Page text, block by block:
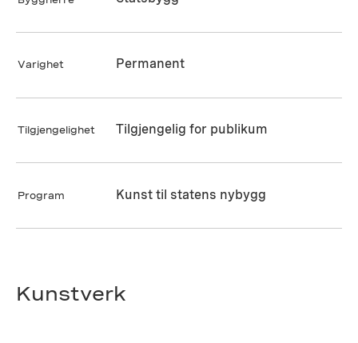
Varighet Permanent
Tilgjengelighet Tilgjengelig for publikum
Program Kunst til statens nybygg
Kunstverk